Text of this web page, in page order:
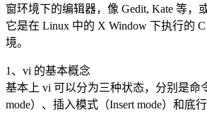
窗环境下的编辑器，像 Gedit, Kate 等，
它是在 Linux 中的 X Window 下执行的
境。
1、vi 的基本概念
基本上 vi 可以分为三种状态，分别是命
mode）、插入模式（Insert mode）和底